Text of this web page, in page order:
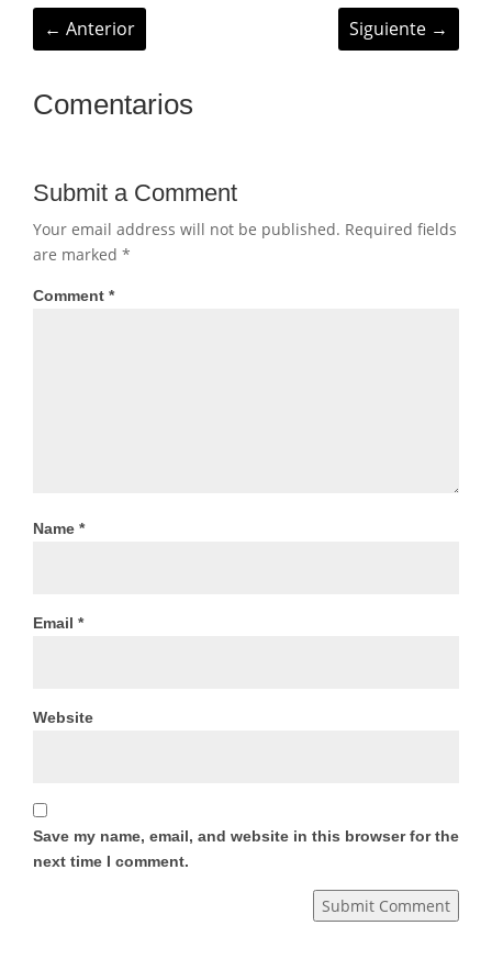
← Anterior Siguiente →
Comentarios
Submit a Comment
Your email address will not be published. Required fields
are marked *
Comment *
Name *
Email *
Website
Save my name, email, and website in this browser for the
next time I comment.
Submit Comment